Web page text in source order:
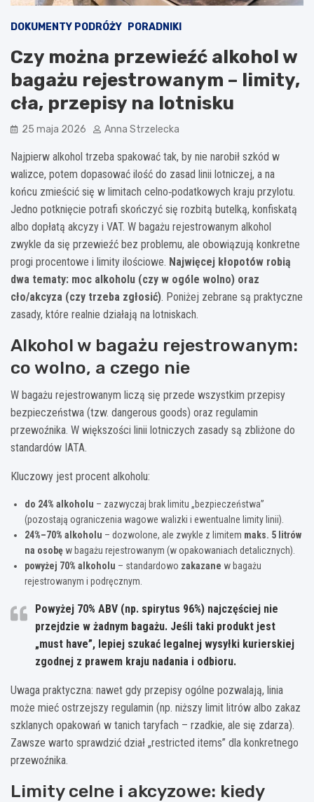
DOKUMENTY PODRÓŻY PORADNIKI
Czy można przewieźć alkohol w
bagażu rejestrowanym – limity,
cła, przepisy na lotnisku
25 maja 2026 Anna Strzelecka
Najpierw alkohol trzeba spakować tak, by nie narobił szkód w
walizce, potem dopasować ilość do zasad linii lotniczej, a na
końcu zmieścić się w limitach celno‑podatkowych kraju przylotu.
Jedno potknięcie potrafi skończyć się rozbitą butelką, konfiskatą
albo dopłatą akcyzy i VAT. W bagażu rejestrowanym alkohol
zwykle da się przewieźć bez problemu, ale obowiązują konkretne
progi procentowe i limity ilościowe. Najwięcej kłopotów robią
dwa tematy: moc alkoholu (czy w ogóle wolno) oraz
cło/akcyza (czy trzeba zgłosić). Poniżej zebrane są praktyczne
zasady, które realnie działają na lotniskach.
Alkohol w bagażu rejestrowanym:
co wolno, a czego nie
W bagażu rejestrowanym liczą się przede wszystkim przepisy
bezpieczeństwa (tzw. dangerous goods) oraz regulamin
przewoźnika. W większości linii lotniczych zasady są zbliżone do
standardów IATA.
Kluczowy jest procent alkoholu:
do 24% alkoholu – zazwyczaj brak limitu „bezpieczeństwa”
(pozostają ograniczenia wagowe walizki i ewentualne limity linii).
24%–70% alkoholu – dozwolone, ale zwykle z limitem maks. 5 litrów
na osobę w bagażu rejestrowanym (w opakowaniach detalicznych).
powyżej 70% alkoholu – standardowo zakazane w bagażu
rejestrowanym i podręcznym.
Powyżej 70% ABV (np. spirytus 96%) najczęściej nie
przejdzie w żadnym bagażu. Jeśli taki produkt jest
„must have”, lepiej szukać legalnej wysyłki kurierskiej
zgodnej z prawem kraju nadania i odbioru.
Uwaga praktyczna: nawet gdy przepisy ogólne pozwalają, linia
może mieć ostrzejszy regulamin (np. niższy limit litrów albo zakaz
szklanych opakowań w tanich taryfach – rzadkie, ale się zdarza).
Zawsze warto sprawdzić dział „restricted items” dla konkretnego
przewoźnika.
Limity celne i akcyzowe: kiedy